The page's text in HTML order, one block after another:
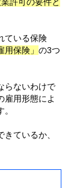
ている保険
保険」 の3つ
らないわけで
雇用形態によ
ているか、